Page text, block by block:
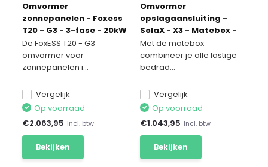
Omvormer
zonnepanelen - Foxess
T20 - G3 - 3-fase - 20kW
De FoxESS T20 - G3
omvormer voor
zonnepanelen i...
Vergelijk
Op voorraad
€2.063,95 Incl. btw
Bekijken
Omvormer
opslagaansluiting -
SolaX - X3 - Matebox -
basis G4
Met de matebox
combineer je alle lastige
bedrad...
Vergelijk
Op voorraad
€1.043,95 Incl. btw
Bekijken